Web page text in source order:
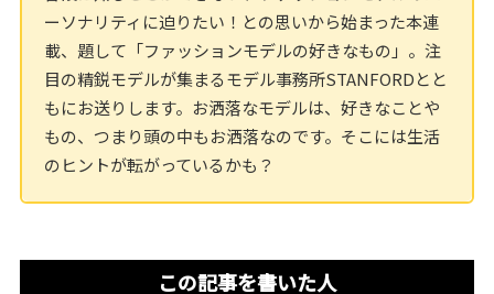
ーソナリティに迫りたい！との思いから始まった本連
載、題して「ファッションモデルの好きなもの」。注
目の精鋭モデルが集まるモデル事務所STANFORDとと
もにお送りします。お洒落なモデルは、好きなことや
もの、つまり頭の中もお洒落なのです。そこには生活
のヒントが転がっているかも？
この記事を書いた人